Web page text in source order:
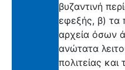
βυζαντινή
εφεξής, β) τα
αρχεία όσων
ανώτατα
πολιτείας και